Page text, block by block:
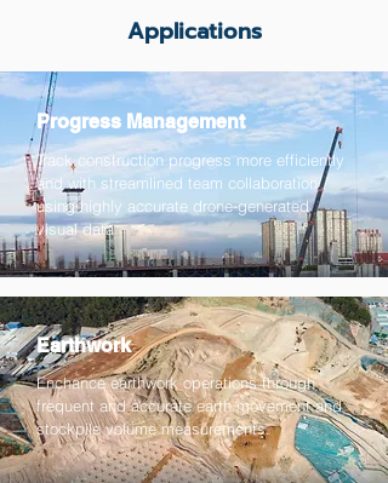
Applications
Progress Management
Track construction progress more efficiently
and with streamlined team collaboration
using highly accurate drone-generated
visual data
Earthwork
Enchance earthwork operations through
frequent and accurate earth movement and
stockpile volume measurements.